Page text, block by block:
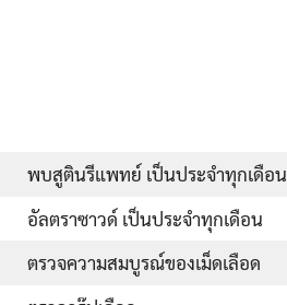
พบสูตินรีแพทย์ เป็นประจำทุกเดือน
อัลตราซาวด์ เป็นประจำทุกเดือน
ตรวจความสมบูรณ์ของเม็ดเลือด